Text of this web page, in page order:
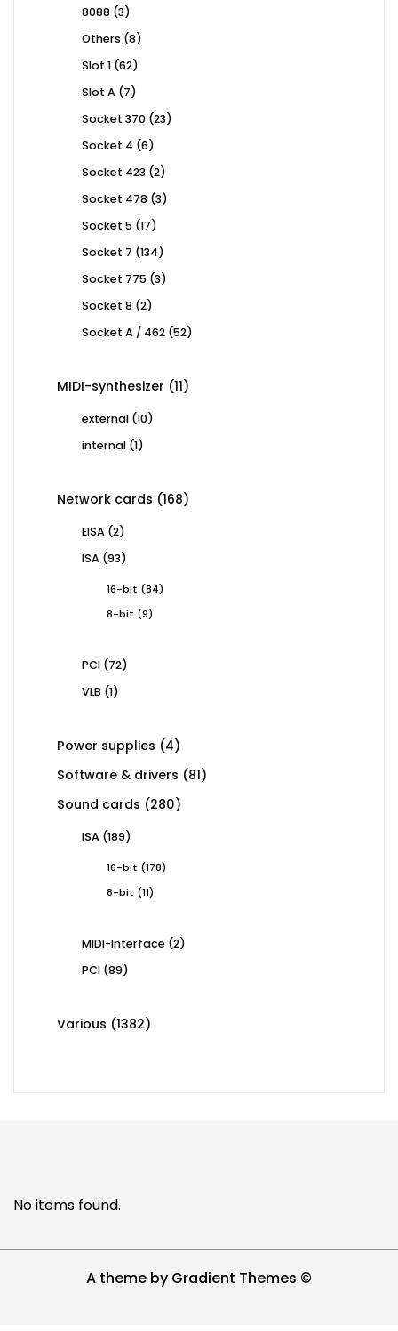
8088 33
Others 88
Slot 1 6262
Slot A 77
Socket 370 2323
Socket 4 66
Socket 423 22
Socket 478 33
Socket 5 1717
Socket 7 134134
Socket 775 33
Socket 8 22
Socket A / 462 5252
MIDI-synthesizer 1111
external 1010
internal 11
Network cards 168168
EISA 22
ISA 9393
16-bit 8484
8-bit
99
PCI 7272
VLB 11
Power supplies 44
Software & drivers 8181
Sound cards 280280
ISA 189189
16-bit 178178
8-bit
1111
MIDI-Interface 22
PCI 8989
Various 13821382
No items found.
A theme by Gradient Themes ©